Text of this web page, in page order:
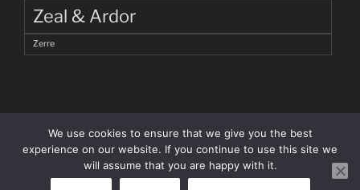
Zeal & Ardor
Zerre
facebookInstagram
We use cookies to ensure that we give you the best
experience on our website. If you continue to use this site we
will assume that you are happy with it.